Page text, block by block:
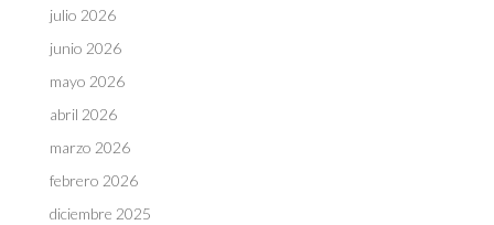
julio 2026
junio 2026
mayo 2026
abril 2026
marzo 2026
febrero 2026
diciembre 2025